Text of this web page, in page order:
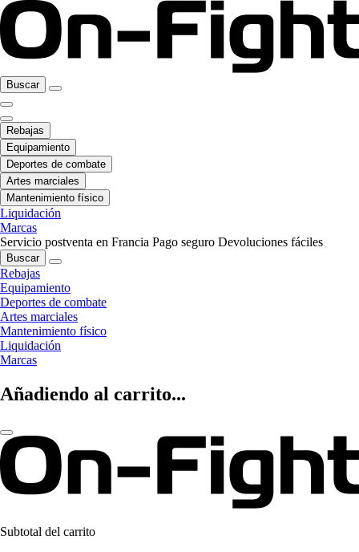
Buscar
Rebajas
Equipamiento
Deportes de combate
Artes marciales
Mantenimiento físico
Liquidación
Marcas
Servicio postventa en Francia Pago seguro Devoluciones fáciles
Buscar
Rebajas
Equipamiento
Deportes de combate
Artes marciales
Mantenimiento físico
Liquidación
Marcas
Añadiendo al carrito...
Subtotal del carrito